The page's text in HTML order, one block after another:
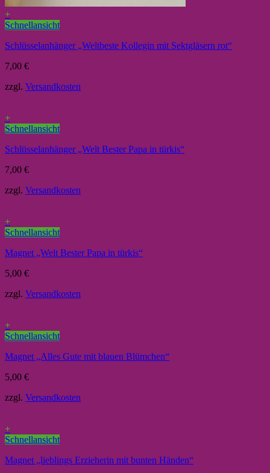
+
Schnellansicht
Schlüsselanhänger „Weltbeste Kollegin mit Sektgläsern rot“
7,00 €
zzgl. Versandkosten
+
Schnellansicht
Schlüsselanhänger „Welt Bester Papa in türkis“
7,00 €
zzgl. Versandkosten
+
Schnellansicht
Magnet „Welt Bester Papa in türkis“
5,00 €
zzgl. Versandkosten
+
Schnellansicht
Magnet „Alles Gute mit blauen Blümchen“
5,00 €
zzgl. Versandkosten
+
Schnellansicht
Magnet „lieblings Erzieherin mit bunten Händen“